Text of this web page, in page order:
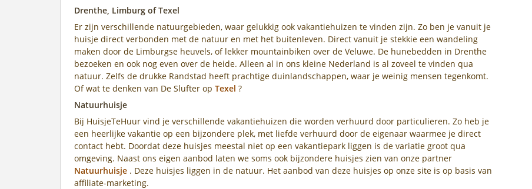
Drenthe, Limburg of Texel
Er zijn verschillende natuurgebieden, waar gelukkig ook vakantiehuizen te vinden zijn. Zo ben je vanuit je
huisje direct verbonden met de natuur en met het buitenleven. Direct vanuit je stekkie een wandeling
maken door de Limburgse heuvels, of lekker mountainbiken over de Veluwe. De hunebedden in Drenthe
bezoeken en ook nog even over de heide. Alleen al in ons kleine Nederland is al zoveel te vinden qua
natuur. Zelfs de drukke Randstad heeft prachtige duinlandschappen, waar je weinig mensen tegenkomt.
Of wat te denken van De Slufter op Texel ?
Natuurhuisje
Bij HuisjeTeHuur vind je verschillende vakantiehuizen die worden verhuurd door particulieren. Zo heb je
een heerlijke vakantie op een bijzondere plek, met liefde verhuurd door de eigenaar waarmee je direct
contact hebt. Doordat deze huisjes meestal niet op een vakantiepark liggen is de variatie groot qua
omgeving. Naast ons eigen aanbod laten we soms ook bijzondere huisjes zien van onze partner
Natuurhuisje . Deze huisjes liggen in de natuur. Het aanbod van deze huisjes op onze site is op basis van
affiliate-marketing.